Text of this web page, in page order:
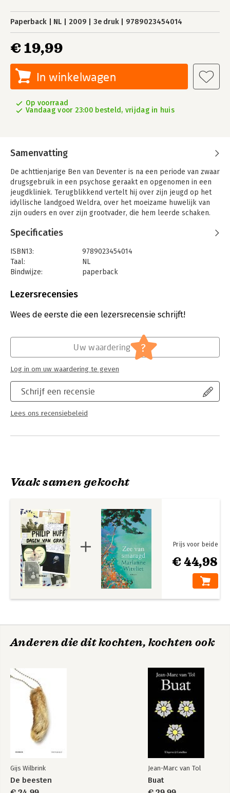
Paperback NL 2009 3e druk 9789023454014
€ 19,99
In winkelwagen
Op voorraad
Vandaag voor 23:00 besteld, vrijdag in huis
Samenvatting
De achttienjarige Ben van Deventer is na een periode van zwaar
drugsgebruik in een psychose geraakt en opgenomen in een
jeugdkliniek. Terugblikkend vertelt hij over zijn jeugd op het
idyllische landgoed Weldra, over het moeizame huwelijk van
zijn ouders en over zijn grootvader, die hem leerde schaken.
Ben.
jongensvriendschap, en hoe die vriendschap in rook opging.
‘“Wat zijn de woorden die bij jou horen dan?"
“Anna,” zei ze, en stak haar hand uit.’
Specificaties
ISBN13:
9789023454014
Taal:
NL
Bindwijze:
paperback
Uitgever:
Verschijningsdatum:
7-10-2009
Literatuur en romans
Lezersrecensies
Wees de eerste die een lezersrecensie schrijft!
Schrijf een recensie
Lees ons recensiebeleid
Uw waardering ?
Log in om uw waardering te geven
Vaak samen gekocht
€ 44,98
Prijs voor beide
Anderen die dit kochten, kochten ook
Gijs Wilbrink
De beesten
Jean-Marc van Tol
Buat